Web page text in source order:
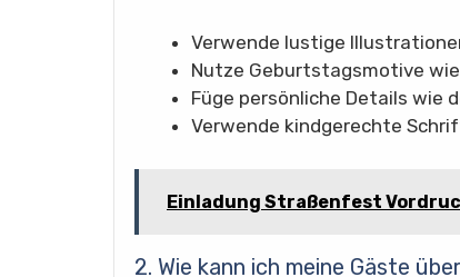
Verwende lustige
Nutze Geburtstagsmotive
Füge persönliche Details wie
Verwende kindgerechte
Einladung Straßenfest
2. Wie kann ich meine Gäste